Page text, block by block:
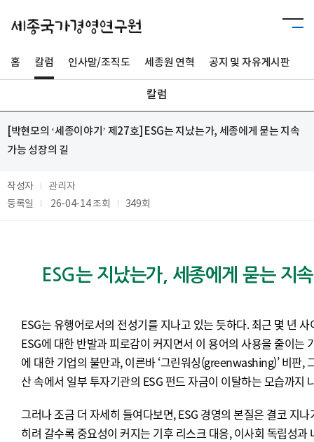
홈 칼럼 인사말/조직도 세종원 연혁 공지 및 자유게시판
칼럼
[박현모의 ‘세종이야기’ 제27호] ESG는 지났는가, 세종에게 묻는 지속
가능 성장의 길
작성자
관리자
등록일
26-04-14조회 349회
ESG는 지났는가, 세종에게 묻는 지
ESG는 유행어로서의 전성기를 지나고 있는 듯하다. 최근 몇 년
ESG에 대한 반발과 피로감이 커지면서 이 용어의 사용을 줄이는
에 대한 기업의 불만과, 이른바 ‘그린워싱(greenwashing)’ 비판,
산 속에서 일부 투자기관의 ESG 펀드 자금이 이탈하는 모습까지
그러나 조금 더 자세히 들여다보면, ESG 경영의 본질은 결코 지
히려 갈수록 중요성이 커지는 기후 리스크 대응, 이사회 독립성과